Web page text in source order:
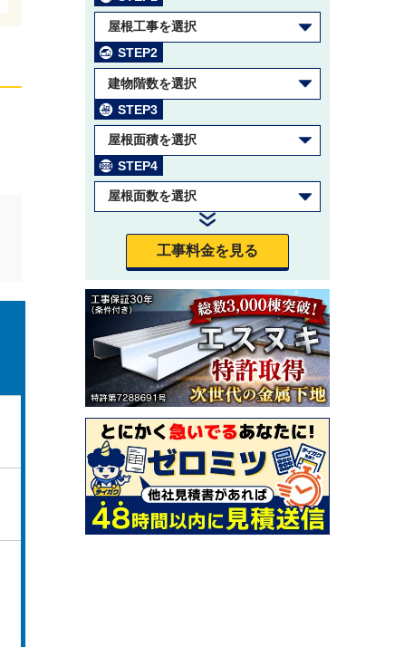
屋根工事を選択
STEP2
建物階数を選択
STEP3
屋根面積を選択
STEP4
屋根面数を選択
工事料金を見る